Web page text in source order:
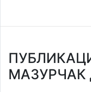
МАЗУРЧАК